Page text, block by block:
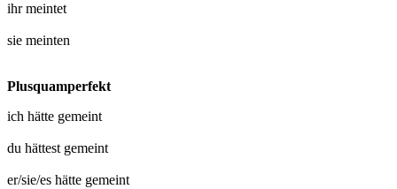
ihrmeintet
sie meinten
Plusquamperfekt
ich hätte gemeint
du hättest gemeint
er/sie/es hätte gemeint